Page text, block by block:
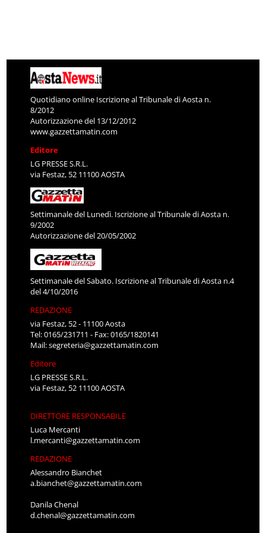
Quotidiano online Iscrizione al Tribunale di Aosta n.
8/2012
Autorizzazione del 13/12/2012
www.gazzettamatin.com
Editore
LG PRESSE S.R.L.
via Festaz, 52 11100 AOSTA
Settimanale del Lunedì. Iscrizione al Tribunale di Aosta n.
9/2002
Autorizzazione del 20/05/2002
Settimanale del Sabato. Iscrizione al Tribunale di Aosta n.4
del 4/10/2016
REDAZIONE
via Festaz, 52 - 11100 Aosta
Tel: 0165/231711 - Fax: 0165/1820141
Mail:segreteria@gazzettamatin.com
Editore
LG PRESSE S.R.L.
via Festaz, 52 11100 AOSTA
DIRETTORE RESPONSABILE
Luca Mercanti
l.mercanti@gazzettamatin.com
REDAZIONE
Alessandro Bianchet
a.bianchet@gazzettamatin.com
Danila Chenal
d.chenal@gazzettamatin.com